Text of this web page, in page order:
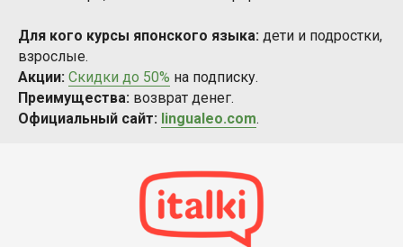
Для кого курсы японского языка: дети и подростки,
взрослые.
Акции: Скидки до 50% на подписку.
Преимущества: возврат денег.
Официальный сайт: lingualeo.com.